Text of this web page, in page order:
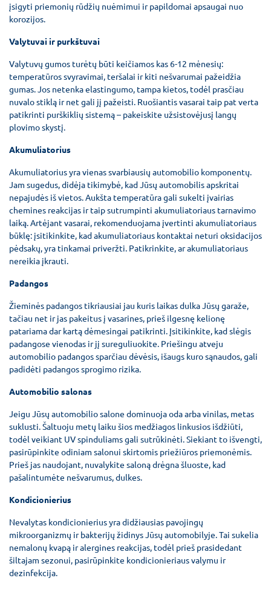
įsigyti priemonių rūdžių nuėmimui ir papildomai apsaugai nuo
korozijos.
Valytuvai ir purkštuvai
Valytuvų gumos turėtų būti keičiamos kas 6-12 mėnesių:
temperatūros svyravimai, teršalai ir kiti nešvarumai pažeidžia
gumas. Jos netenka elastingumo, tampa kietos, todėl prasčiau
nuvalo stiklą ir net gali jį pažeisti. Ruošiantis vasarai taip pat verta
patikrinti purškiklių sistemą – pakeiskite užsistovėjusį langų
plovimo skystį.
Akumuliatorius
Akumuliatorius yra vienas svarbiausių automobilio komponentų.
Jam sugedus, didėja tikimybė, kad Jūsų automobilis apskritai
nepajudės iš vietos. Aukšta temperatūra gali sukelti įvairias
chemines reakcijas ir taip sutrumpinti akumuliatoriaus tarnavimo
laiką. Artėjant vasarai, rekomenduojama įvertinti akumuliatoriaus
būklę: įsitikinkite, kad akumuliatoriaus kontaktai neturi oksidacijos
pėdsakų, yra tinkamai priveržti. Patikrinkite, ar akumuliatoriaus
nereikia įkrauti.
Padangos
Žieminės padangos tikriausiai jau kuris laikas dulka Jūsų garaže,
tačiau net ir jas pakeitus į vasarines, prieš ilgesnę kelionę
patariama dar kartą dėmesingai patikrinti. Įsitikinkite, kad slėgis
padangose vienodas ir jį sureguliuokite. Priešingu atveju
automobilio padangos sparčiau dėvėsis, išaugs kuro sąnaudos, gali
padidėti padangos sprogimo rizika.
Automobilio salonas
Jeigu Jūsų automobilio salone dominuoja oda arba vinilas, metas
suklusti. Šaltuoju metų laiku šios medžiagos linkusios išdžiūti,
todėl veikiant UV spinduliams gali sutrūkinėti. Siekiant to išvengti,
pasirūpinkite odiniam salonui skirtomis priežiūros priemonėmis.
Prieš jas naudojant, nuvalykite saloną drėgna šluoste, kad
pašalintumėte nešvarumus, dulkes.
Kondicionierius
Nevalytas kondicionierius yra didžiausias pavojingų
mikroorganizmų ir bakterijų židinys Jūsų automobilyje. Tai sukelia
nemalonų kvapą ir alergines reakcijas, todėl prieš prasidedant
šiltajam sezonui, pasirūpinkite kondicionieriaus valymu ir
dezinfekcija.